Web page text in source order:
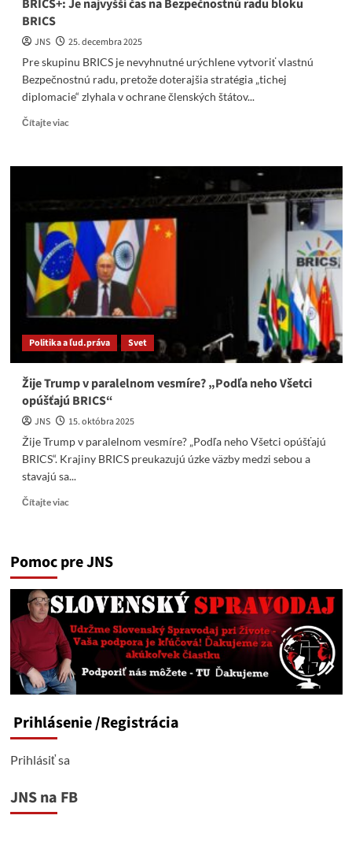
BRICS+: Je najvyšší čas na Bezpečnostnú radu bloku
BRICS
JNS
25. decembra 2025
Pre skupinu BRICS je nevyhnutné urýchlene vytvoriť vlastnú
Bezpečnostnú radu, pretože doterajšia stratégia „tichej
diplomacie“ zlyhala v ochrane členských štátov...
Čítajte viacRead
BRICS+:
na
Bezpečnostnú
radu
bloku
BRICS
Politika a ľud.práva Svet
Žije Trump v paralelnom vesmíre? „Podľa neho Všetci
opúšťajú BRICS“
JNS
15. októbra 2025
Žije Trump v paralelnom vesmíre? „Podľa neho Všetci opúšťajú
BRICS“. Krajiny BRICS preukazujú úzke väzby medzi sebou a
stavajú sa...
Čítajte viacRead
Trump
paralelnom
vesmíre?
neho
Všetci
opúšťajú
BRICS“
Pomoc pre JNS
Prihlásenie/Registrácia
Prihlásiť sa
JNS na FB